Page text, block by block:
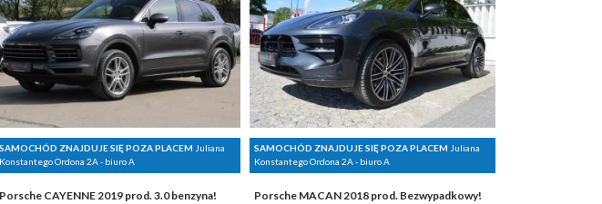
SAMOCHÓD ZNAJDUJE SIĘ POZA PLACEM Juliana
Konstantego Ordona 2A - biuro A
Porsche CAYENNE 2019 prod. 3.0 benzyna!
SAMOCHÓD ZNAJDUJE SIĘ POZA PLACEM Juliana
Konstantego Ordona 2A - biuro A
Porsche MACAN 2018 prod. Bezwypadkowy!